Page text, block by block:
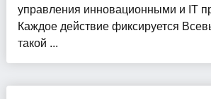
управления инновационными и IT
Каждое действие фиксируется
такой ...